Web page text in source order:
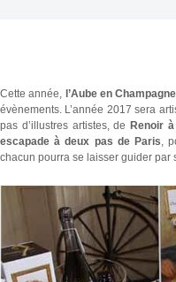
Cette année, l’Aube en Champagne
évènements. L’année 2017 sera
pas d’illustres artistes, de Renoir
escapade à deux pas de Paris,
chacun pourra se laisser guider